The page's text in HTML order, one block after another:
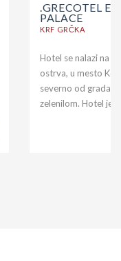
.GRECOTEL
PALACE
KRF GRČKA
Hotel se nalazi na
ostrva, u mesto
severno od grada
zelenilom. Hotel je